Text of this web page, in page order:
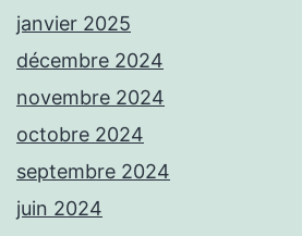
janvier 2025
décembre 2024
novembre 2024
octobre 2024
septembre 2024
juin 2024